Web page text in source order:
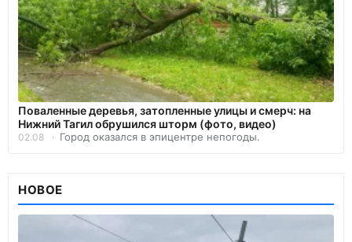
Поваленные деревья, затопленные улицы и смерч: на
Нижний Тагил обрушился шторм (фото, видео)
02.08 Город оказался в эпицентре непогоды.
НОВОЕ